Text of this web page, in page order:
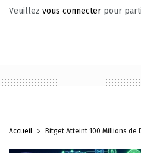
Veuillez vous connecter pour
Accueil Bitget Atteint 100 Millions de